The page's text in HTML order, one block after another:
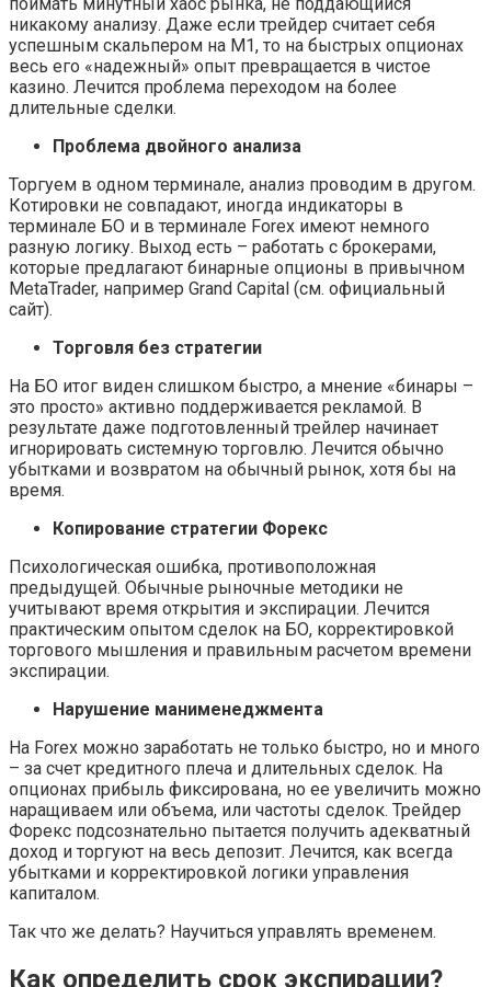
никакому анализу. Даже если трейдер считает себя
успешным скальпером на М1, то на быстрых опционах
весь его «надежный» опыт превращается в чистое
казино. Лечится проблема переходом на более
длительные сделки.
Проблема двойного анализа
Торгуем в одном терминале, анализ проводим в другом.
Котировки не совпадают, иногда индикаторы в
терминале БО и в терминале Forex имеют немного
разную логику. Выход есть – работать с брокерами,
которые предлагают бинарные опционы в привычном
MetaTrader, например Grand Capital (см. официальный
сайт).
Торговля без стратегии
На БО итог виден слишком быстро, а мнение «бинары –
это просто» активно поддерживается рекламой. В
результате даже подготовленный трейлер начинает
игнорировать системную торговлю. Лечится обычно
убытками и возвратом на обычный рынок, хотя бы на
время.
Копирование стратегии Форекс
Психологическая ошибка, противоположная
предыдущей. Обычные рыночные методики не
учитывают время открытия и экспирации. Лечится
практическим опытом сделок на БО, корректировкой
торгового мышления и правильным расчетом времени
экспирации.
Нарушение манименеджмента
На Forex можно заработать не только быстро, но и много
– за счет кредитного плеча и длительных сделок. На
опционах прибыль фиксирована, но ее увеличить можно
наращиваем или объема, или частоты сделок. Трейдер
Форекс подсознательно пытается получить адекватный
доход и торгуют на весь депозит. Лечится, как всегда
убытками и корректировкой логики управления
капиталом.
Так что же делать? Научиться управлять временем.
Как определить срок экспирации?